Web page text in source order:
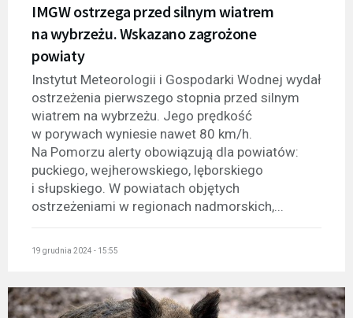
IMGW ostrzega przed silnym wiatrem
na wybrzeżu. Wskazano zagrożone
powiaty
Instytut Meteorologii i Gospodarki Wodnej wydał
ostrzeżenia pierwszego stopnia przed silnym
wiatrem na wybrzeżu. Jego prędkość
w porywach wyniesie nawet 80 km/h.
Na Pomorzu alerty obowiązują dla powiatów:
puckiego, wejherowskiego, lęborskiego
i słupskiego. W powiatach objętych
ostrzeżeniami w regionach nadmorskich,...
19 grudnia 2024 - 15:55